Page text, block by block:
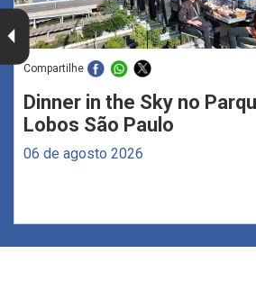
Compartilhe
Dinner in the Sky no
Lobos São Paulo
06 de agosto 2026